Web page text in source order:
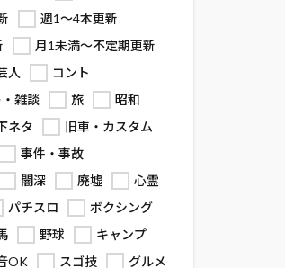
週1～4本更新
月1未満～不定期更新
人
コント
雑談
旅
昭和
ネタ
旧車・カスタム
事件・事故
闇深 廃墟
心霊
パチスロ
ボクシング
野球
キャンプ
OK スゴ技 グルメ